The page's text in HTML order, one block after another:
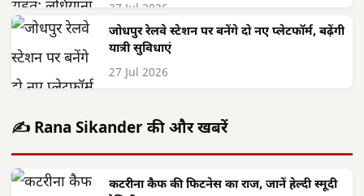
27 Jul 2026
जोधपुर रेलवे स्टेशन पर बनेंगे दो नए प्लेटफॉर्म, बढ़ेंगी
यात्री सुविधाएं
27 Jul 2026
✍️ Rana Sikander की और खबरें
कटरीना कैफ की फिटनेस का राज, जानें हेल्दी स्मूदी